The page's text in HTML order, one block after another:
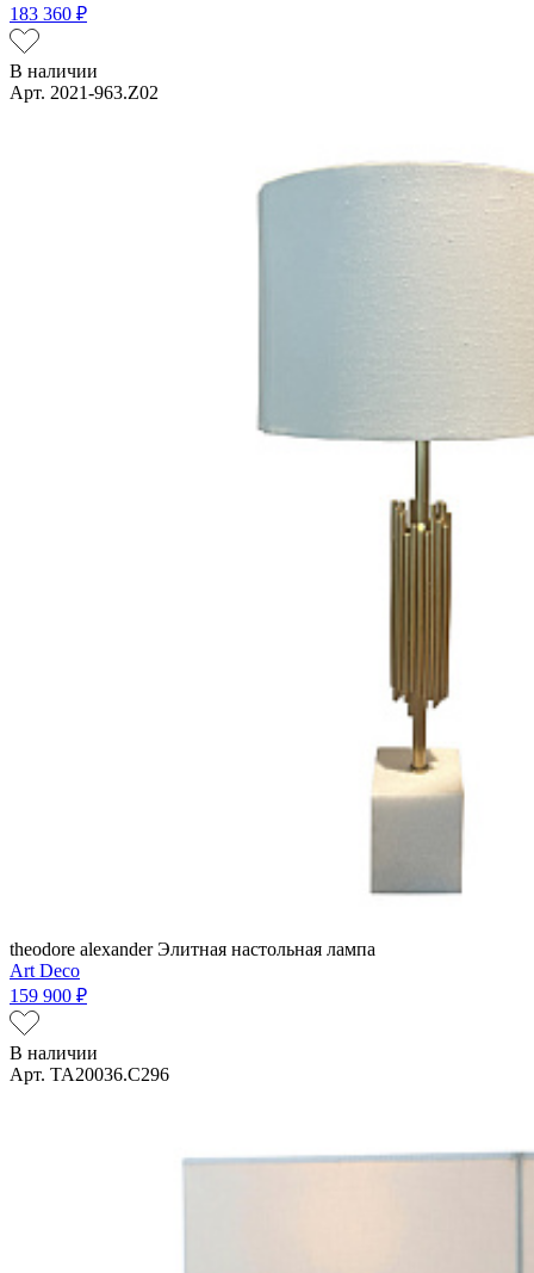
183 360 ₽
В наличии
Арт. 2021-963.Z02
theodore alexanderЭлитная настольная лампа
Art Deco
159 900 ₽
В наличии
Арт. TA20036.C296